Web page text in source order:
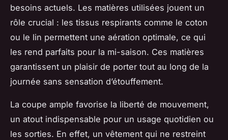
besoins actuels. Les matières utilisées jouent un
rôle crucial : les tissus respirants comme le coton
ou le lin permettent une aération optimale, ce qui
les rend parfaits pour la mi-saison. Ces matières
garantissent un plaisir de porter tout au long de la
journée sans sensation d’étouffement.
La coupe ample favorise la liberté de mouvement,
un atout indispensable pour un usage quotidien ou
les sorties. En effet, un vêtement qui ne restreint